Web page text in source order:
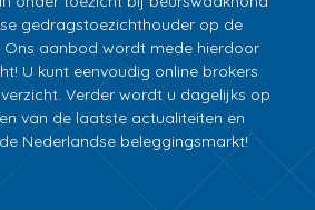
gedragstoezichthouder op de
Ons aanbod wordt mede hierdoor
U kunt eenvoudig online brokers
Verder wordt u dagelijks op
van de laatste actualiteiten en
Nederlandse beleggingsmarkt!